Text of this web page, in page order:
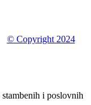
© Copyright 2024
i poslovnih